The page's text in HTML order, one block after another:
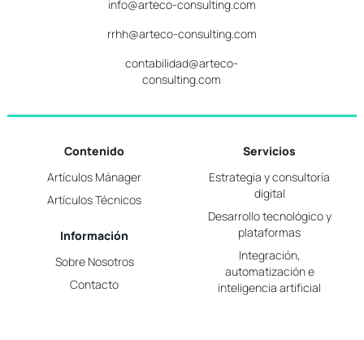
info@arteco-consulting.com
rrhh@arteco-consulting.com
contabilidad@arteco-
consulting.com
Contenido
Artículos Mánager
Artículos Técnicos
Información
Sobre Nosotros
Contacto
Servicios
Estrategia y consultoría
digital
Desarrollo tecnológico y
plataformas
Integración,
automatización e
inteligencia artificial